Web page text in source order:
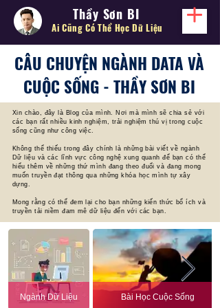
Thầy Sơn BI
Ai Cũng Có Thể Học Dữ Liệu
CÂU CHUYỆN NGÀNH DATA VÀ
CUỘC SỐNG - THẦY SƠN BI
Xin chào, đây là Blog của mình. Nơi mà mình sẽ chia sẻ với
các bạn rất nhiều kinh nghiệm, trải nghiệm thú vị trong cuộc
sống cũng như công việc.
Không thể thiếu trong đây chính là những bài viết về ngành
Dữ liệu và các lĩnh vực công nghệ xung quanh để bạn có thể
hiểu thêm về những thứ mình đang theo đuổi và đang mong
muốn truyền đạt thông qua những khóa học mình tự xây
dựng.
Mong rằng có thể đem lại cho bạn những kiến thức bổ ích và
truyền tải niềm đam mê dữ liệu đến với các bạn.
Ngành Dữ Liệu Bài Học Cuộc Sống